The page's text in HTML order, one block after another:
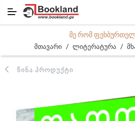
ᲛᲔ ᲠᲝᲛ
მთავარი / ლიტერატურა /
ᲬᲘᲜᲐ ᲞᲠᲝᲓᲣᲥᲢᲘ